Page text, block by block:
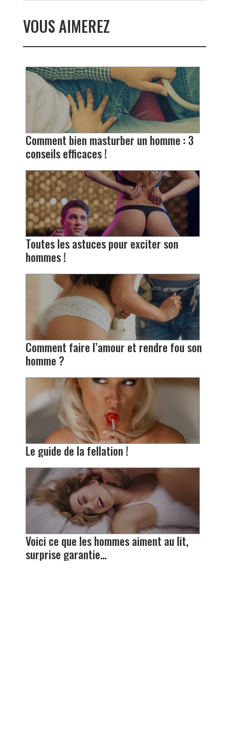
VOUS AIMEREZ
Comment bien masturber un homme : 3
conseils efficaces !
Toutes les astuces pour exciter son
hommes !
Comment faire l’amour et rendre fou son
homme ?
Le guide de la fellation !
Voici ce que les hommes aiment au lit,
surprise garantie…